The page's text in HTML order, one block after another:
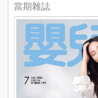
當期雜誌